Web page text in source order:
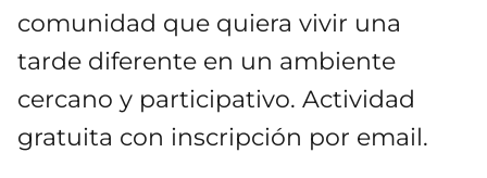
comunidad que quiera vivir una
tarde diferente en un ambiente
cercano y participativo. Actividad
gratuita con inscripción por email.